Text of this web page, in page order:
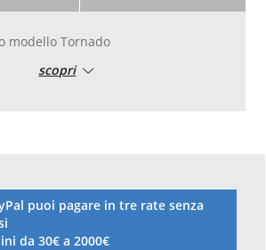
modello Tornado
scopri
puoi pagare in tre rate senza
da 30€ a 2000€